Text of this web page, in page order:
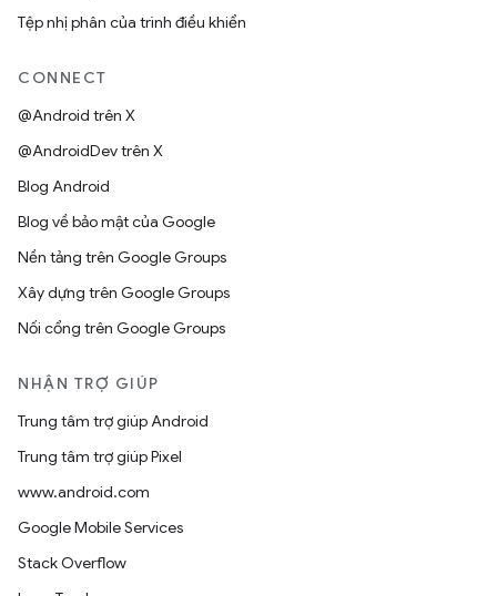
Tệp nhị phân của trình điều khiển
CONNECT
@Android trên X
@AndroidDev trên X
Blog Android
Blog về bảo mật của Google
Nền tảng trên Google Groups
Xây dựng trên Google Groups
Nối cổng trên Google Groups
NHẬN TRỢ GIÚP
Trung tâm trợ giúp Android
Trung tâm trợ giúp Pixel
www.android.com
Google Mobile Services
Stack Overflow